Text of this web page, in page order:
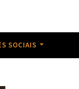
SOCIAIS